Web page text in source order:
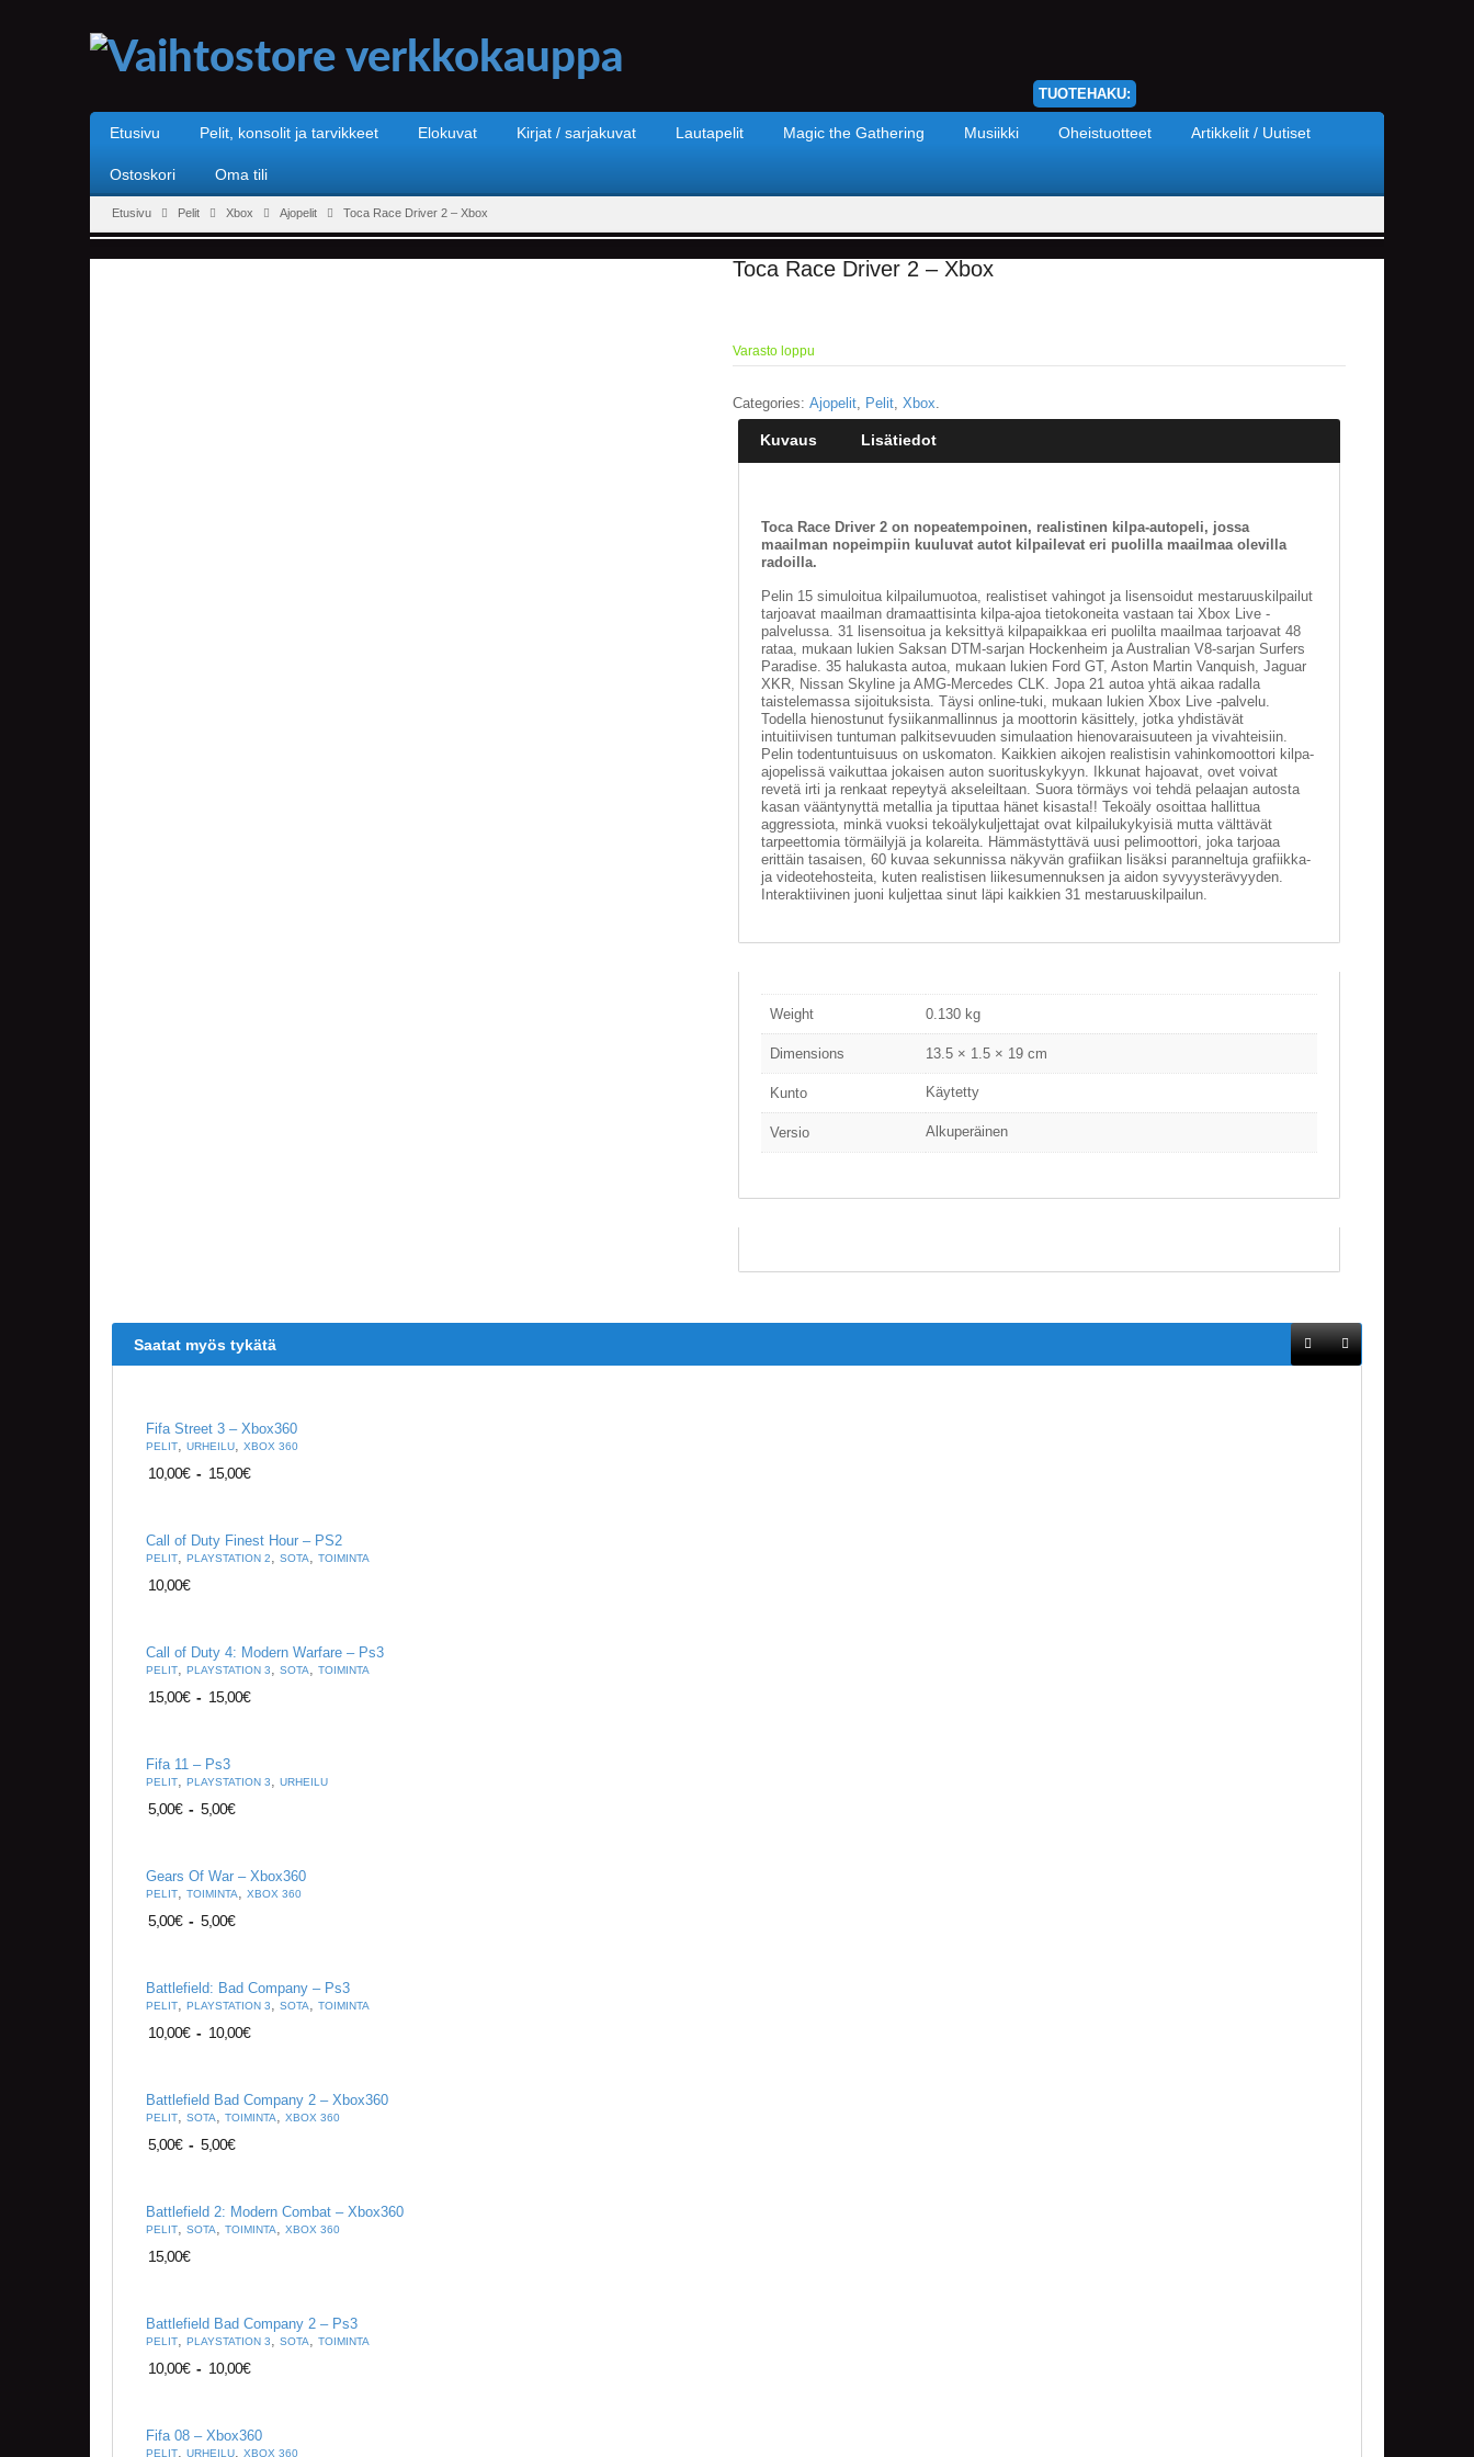
TUOTEHAKU:
Etusivu Pelit, konsolit ja tarvikkeet Elokuvat Kirjat / sarjakuvat Lautapelit Magic the Gathering Musiikki Oheistuotteet Artikkelit / Uutiset
Ostoskori Oma tili
Etusivu Pelit Xbox Ajopelit Toca Race Driver 2 – Xbox
Toca Race Driver 2 – Xbox
Varasto loppu
Categories: Ajopelit, Pelit, Xbox.
Kuvaus Lisätiedot
Toca Race Driver 2 on nopeatempoinen, realistinen kilpa-autopeli, jossa
maailman nopeimpiin kuuluvat autot kilpailevat eri puolilla maailmaa olevilla
radoilla.
Pelin 15 simuloitua kilpailumuotoa, realistiset vahingot ja lisensoidut mestaruuskilpailut
tarjoavat maailman dramaattisinta kilpa-ajoa tietokoneita vastaan tai Xbox Live -
palvelussa. 31 lisensoitua ja keksittyä kilpapaikkaa eri puolilta maailmaa tarjoavat 48
rataa, mukaan lukien Saksan DTM-sarjan Hockenheim ja Australian V8-sarjan Surfers
Paradise. 35 halukasta autoa, mukaan lukien Ford GT, Aston Martin Vanquish, Jaguar
XKR, Nissan Skyline ja AMG-Mercedes CLK. Jopa 21 autoa yhtä aikaa radalla
taistelemassa sijoituksista. Täysi online-tuki, mukaan lukien Xbox Live -palvelu.
Todella hienostunut fysiikanmallinnus ja moottorin käsittely, jotka yhdistävät
intuitiivisen tuntuman palkitsevuuden simulaation hienovaraisuuteen ja vivahteisiin.
Pelin todentuntuisuus on uskomaton. Kaikkien aikojen realistisin vahinkomoottori kilpa-
ajopelissä vaikuttaa jokaisen auton suorituskykyyn. Ikkunat hajoavat, ovet voivat
revetä irti ja renkaat repeytyä akseleiltaan. Suora törmäys voi tehdä pelaajan autosta
kasan vääntynyttä metallia ja tiputtaa hänet kisasta!! Tekoäly osoittaa hallittua
aggressiota, minkä vuoksi tekoälykuljettajat ovat kilpailukykyisiä mutta välttävät
tarpeettomia törmäilyjä ja kolareita. Hämmästyttävä uusi pelimoottori, joka tarjoaa
erittäin tasaisen, 60 kuvaa sekunnissa näkyvän grafiikan lisäksi paranneltuja grafiikka-
ja videotehosteita, kuten realistisen liikesumennuksen ja aidon syvyysterävyyden.
Interaktiivinen juoni kuljettaa sinut läpi kaikkien 31 mestaruuskilpailun.
Weight 0.130 kg
Dimensions 13.5 × 1.5 × 19 cm
Kunto Käytetty
Versio Alkuperäinen
Saatat myös tykätä
Fifa Street 3 – Xbox360
PELIT, URHEILU, XBOX 360
10,00€ - 15,00€
Call of Duty Finest Hour – PS2
PELIT, PLAYSTATION 2, SOTA, TOIMINTA
10,00€
Call of Duty 4: Modern Warfare – Ps3
PELIT, PLAYSTATION 3, SOTA, TOIMINTA
15,00€ - 15,00€
Fifa 11 – Ps3
PELIT, PLAYSTATION 3, URHEILU
5,00€ - 5,00€
Gears Of War – Xbox360
PELIT, TOIMINTA, XBOX 360
5,00€ - 5,00€
Battlefield: Bad Company – Ps3
PELIT, PLAYSTATION 3, SOTA, TOIMINTA
10,00€ - 10,00€
Battlefield Bad Company 2 – Xbox360
PELIT, SOTA, TOIMINTA, XBOX 360
5,00€ - 5,00€
Battlefield 2: Modern Combat – Xbox360
PELIT, SOTA, TOIMINTA, XBOX 360
15,00€
Battlefield Bad Company 2 – Ps3
PELIT, PLAYSTATION 3, SOTA, TOIMINTA
10,00€ - 10,00€
Fifa 08 – Xbox360
PELIT, URHEILU, XBOX 360